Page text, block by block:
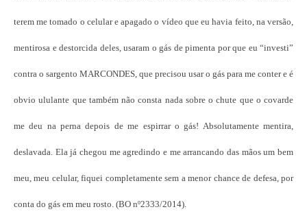
terem me tomado o celular e apagado o vídeo que eu havia feito, na versão,
mentirosa e destorcida deles, usaram o gás de pimenta por que eu “investi”
contra o sargento MARCONDES, que precisou usar o gás para me conter e é
obvio ululante que também não consta nada sobre o chute que o covarde
me deu na perna depois de me espirrar o gás! Absolutamente mentira,
deslavada. Ela já chegou me agredindo e me arrancando das mãos um bem
meu, meu celular, fiquei completamente sem a menor chance de defesa, por
conta do gás em meu rosto. (BO nº2333/2014).